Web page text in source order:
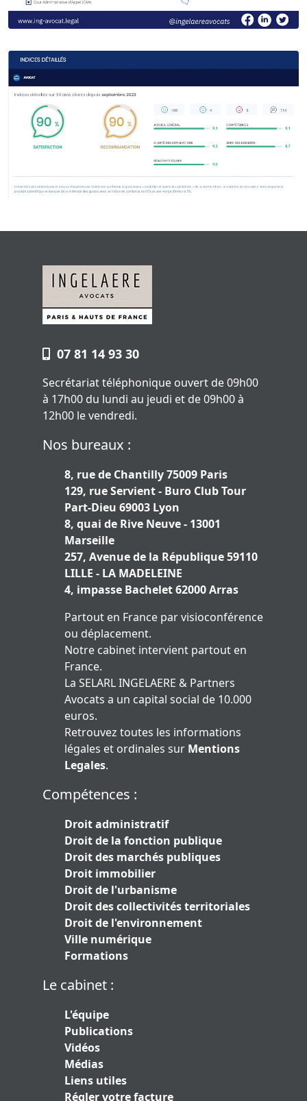
07 81 14 93 30
Secrétariat téléphonique ouvert de 09h00
à 17h00 du lundi au jeudi et de 09h00 à
12h00 le vendredi.
Nos bureaux :
8, rue de Chantilly 75009 Paris
129, rue Servient - Buro Club Tour
Part-Dieu 69003 Lyon
8, quai de Rive Neuve - 13001
Marseille
257, Avenue de la République 59110
LILLE - LA MADELEINE
4, impasse Bachelet 62000 Arras
Partout en France par visioconférence
ou déplacement.
Notre cabinet intervient partout en
France.
La SELARL INGELAERE & Partners
Avocats a un capital social de 10.000
euros.
Retrouvez toutes les informations
légales et ordinales sur Mentions
Legales.
Compétences :
Droit administratif
Droit de la fonction publique
Droit des marchés publiques
Droit immobilier
Droit de l'urbanisme
Droit des collectivités territoriales
Droit de l'environnement
Ville numérique
Formations
Le cabinet :
L'équipe
Publications
Vidéos
Médias
Liens utiles
Régler votre facture